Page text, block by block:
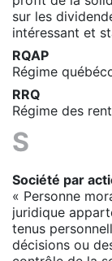
sur les
intéressant et
RQAP
Régime
RRQ
Régime des
S
Société par
« Personne
juridique
tenus
décisions ou